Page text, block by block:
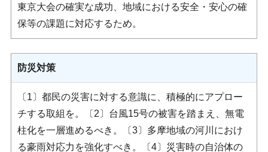
東京大会の確実な成功、地域における安全・安心の確
保等の課題に対応するため。
防災対策
〔1〕都民の災害に対する意識に、積極的にアプロー
チする取組を。〔2〕台風15号の被害を踏まえ、無電
柱化を一層進めるべき。〔3〕多摩地域の河川におけ
る豪雨対応力を強化すべき。〔4〕災害時の自治体の